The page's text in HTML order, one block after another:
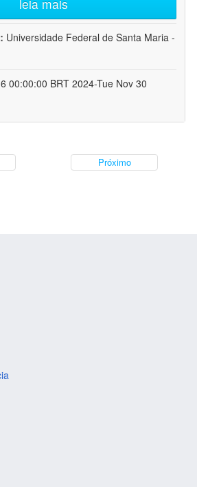
leia mais
Universidade Federal de Santa Maria -
00:00:00 BRT 2024-Tue Nov 30
Próximo